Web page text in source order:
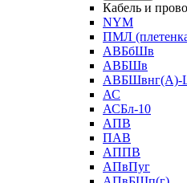
Кабель и
NYM
ПМЛ
АВБбШв
АВБШв
АВБШвнг(А)-
АС
АСБл-10
АПВ
ПАВ
АППВ
АПвПуг